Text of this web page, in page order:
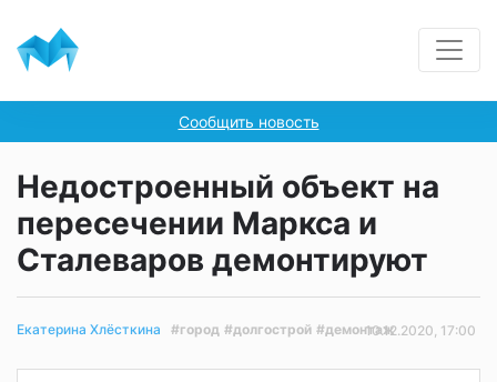
Сообщить новость
Недостроенный объект на
пересечении Маркса и
Сталеваров демонтируют
Екатерина Хлёсткина #город #долгострой #демонтаж10.12.2020, 17:00